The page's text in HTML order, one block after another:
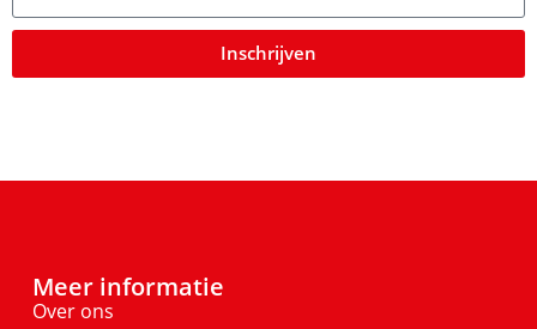
Inschrijven
Meer informatie
Over ons